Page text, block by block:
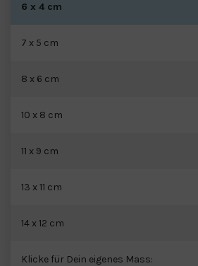
6 x 4 cm
7 x 5 cm
8 x 6 cm
10 x 8 cm
11 x 9 cm
13 x 11 cm
14 x 12 cm
Klicke für Dein eigenes Mass: